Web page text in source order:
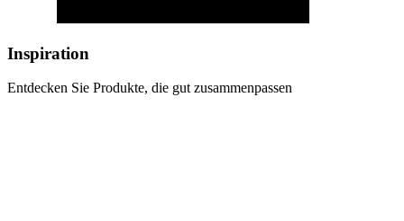
Inspiration
Entdecken Sie Produkte, die gut zusammenpassen